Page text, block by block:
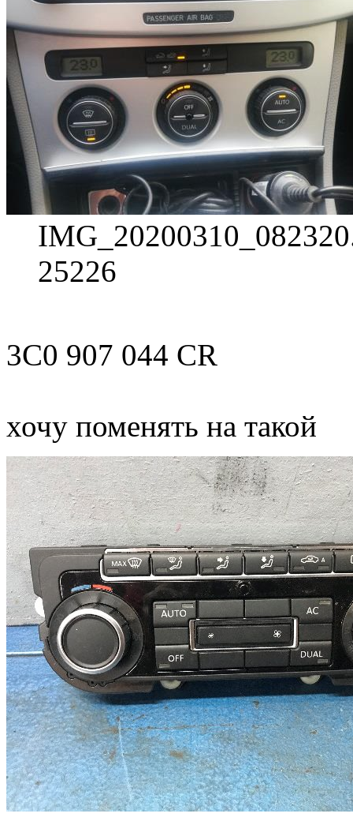
25226
3C0 907 044 CR
хочу поменять на такой